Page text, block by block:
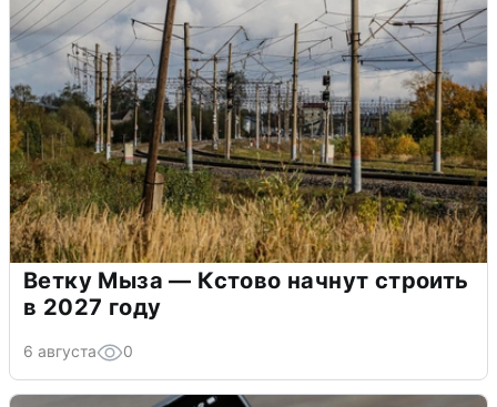
Ветку Мыза — Кстово начнут строить
в 2027 году
6 августа 0